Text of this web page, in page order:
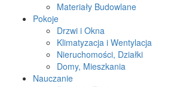
Materiały Budowlane
Pokoje
Drzwi i Okna
Klimatyzacja i Wentylacja
Nieruchomości, Działki
Domy, Mieszkania
Nauczanie